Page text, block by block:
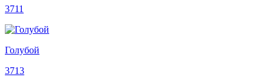
3711
Голубой
3713